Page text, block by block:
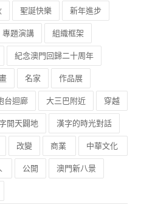
聖誕快樂 新年進步
專題演講 組織框架
紀念澳門回歸二十周年
名家 作品展
台迴廊 大三巴附近 穿越
開天闢地 漢字的時光對話
改變 商業 中華文化
公開 澳門新八景